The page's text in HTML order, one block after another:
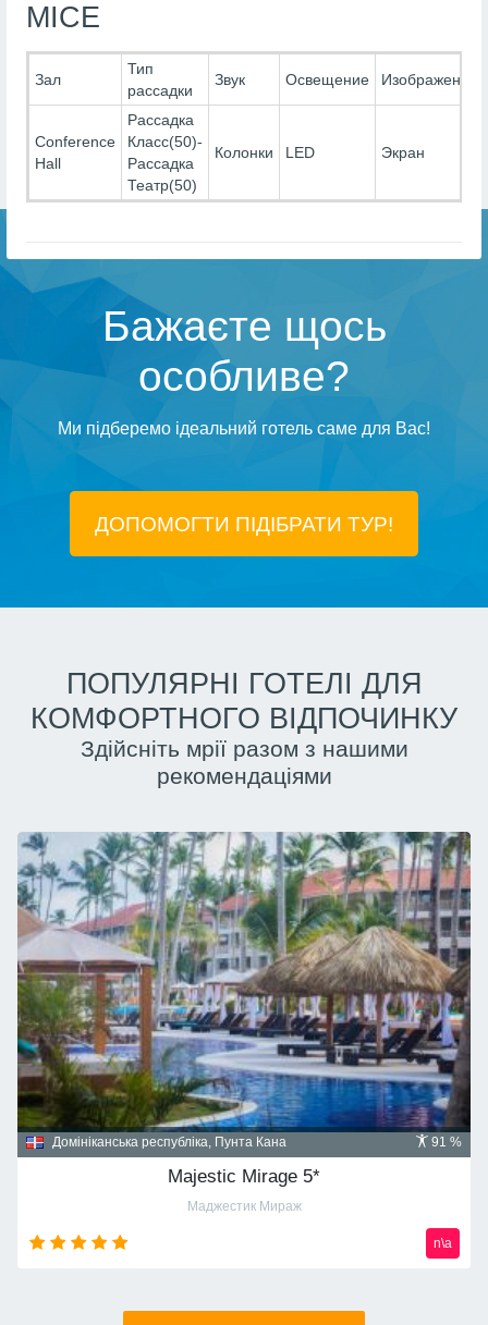
MICE
Зал
Тип
рассадки
Звук Освещение Изображение
Conference
Hall
Рассадка
Класс(50)-
Рассадка
Театр(50)
Колонки LED Экран
Бажаєте щось
особливе?
Ми підберемо ідеальний готель саме для Вас!
ДОПОМОГТИ ПІДIБРАТИ ТУР!
ПОПУЛЯРНІ ГОТЕЛІ ДЛЯ
КОМФОРТНОГО ВІДПОЧИНКУ
Здійсніть мрії разом з нашими
рекомендаціями
91 %
Домініканська республіка, Пунта Кана
Majestic Mirage 5*
Маджестик Мираж
n\a